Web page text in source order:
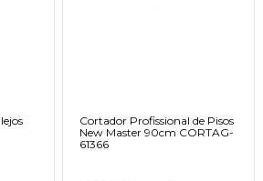
Cortador Profissional de Pisos
New Master 90cm CORTAG-
61366